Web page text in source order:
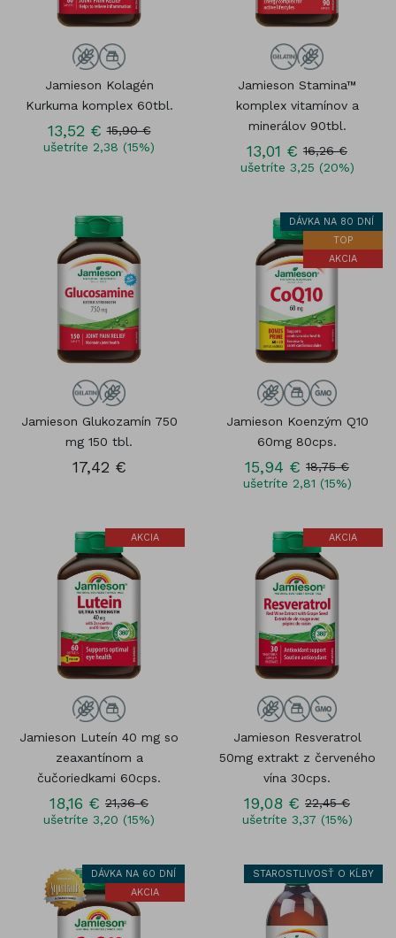
Jamieson Kolagén
Kurkuma komplex 60tbl.
13,52 € 15,90 €
ušetríte 2,38 (15%)
Jamieson Stamina™
komplex vitamínov a
minerálov 90tbl.
13,01 € 16,26 €
ušetríte 3,25 (20%)
Jamieson Glukozamín 750
mg 150 tbl.
17,42 €
DÁVKA NA 80 DNÍ
TOP
AKCIA
Jamieson Koenzým Q10
60mg 80cps.
15,94 € 18,75 €
ušetríte 2,81 (15%)
AKCIA
Jamieson Luteín 40 mg so
zeaxantínom a
čučoriedkami 60cps.
18,16 € 21,36 €
ušetríte 3,20 (15%)
AKCIA
Jamieson Resveratrol
50mg extrakt z červeného
vína 30cps.
19,08 € 22,45 €
ušetríte 3,37 (15%)
DÁVKA NA 60 DNÍ
AKCIA
STAROSTLIVOSŤ O KĹBY